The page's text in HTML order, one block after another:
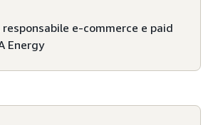
responsabile e-commerce e paid
Energy